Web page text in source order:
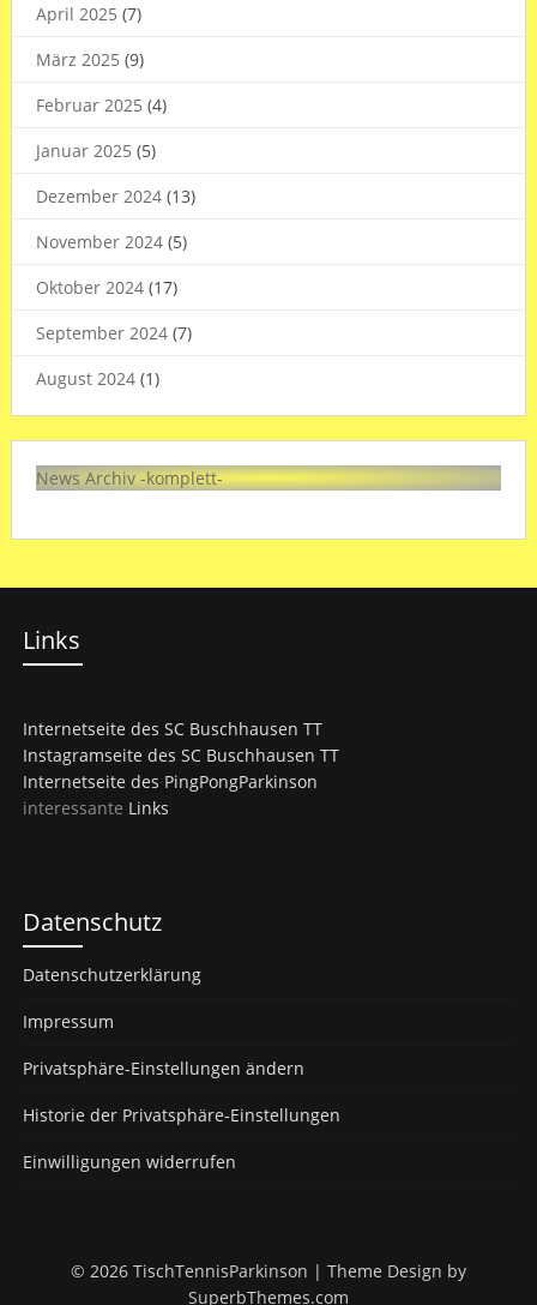
April 2025 (7)
März 2025 (9)
Februar 2025 (4)
Januar 2025 (5)
Dezember 2024(13)
November 2024(5)
Oktober 2024(17)
September 2024(7)
August 2024(1)
News Archiv -komplett-
Links
Internetseite des SC Buschhausen TT
Instagramseite des SC Buschhausen TT
Internetseite des PingPongParkinson
interessante Links
Datenschutz
Datenschutzerklärung
Impressum
Privatsphäre-Einstellungen ändern
Historie der Privatsphäre-Einstellungen
Einwilligungen widerrufen
© 2026 TischTennisParkinson | Theme Design by
SuperbThemes.com